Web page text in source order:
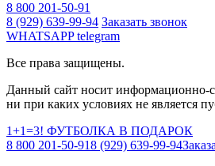
8 800 201-50-91
8 (929) 639-99-94 Заказать звонок
WHATSAPPtelegram
Все права защищены.
Данный сайт носит информационно-
ни при каких условиях не является
1+1=3! ФУТБОЛКА В ПОДАРОК
8 800 201-50-918 (929) 639-99-94